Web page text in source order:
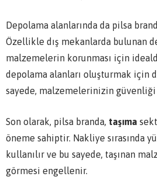
Depolama alanlarında da pilsa
Özellikle dış mekanlarda bulunan
malzemelerin korunması için
depolama alanları oluşturmak için
sayede, malzemelerinizin güvenliği
Son olarak, pilsa branda, taşıma
öneme sahiptir. Nakliye sırasında
kullanılır ve bu sayede, taşınan
görmesi engellenir.